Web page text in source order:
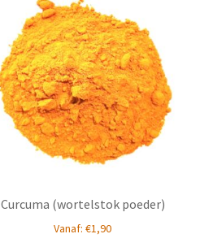
Curcuma (wortelstok poeder)
Vanaf:€1,90